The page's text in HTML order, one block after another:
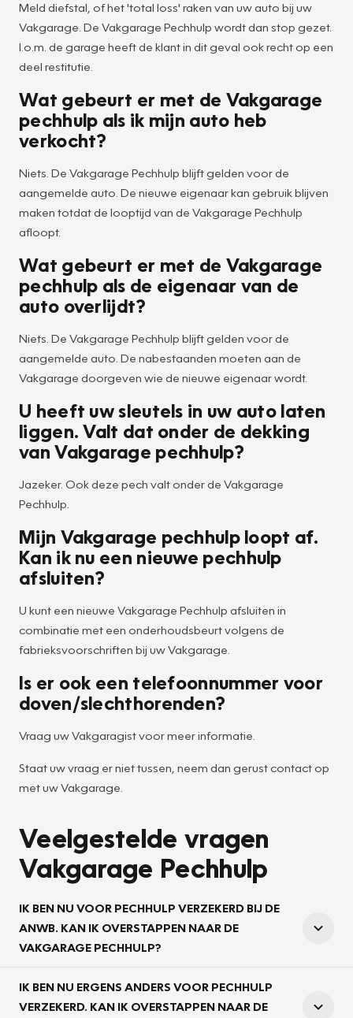
Meld diefstal, of het 'total loss' raken van uw auto bij uw
Vakgarage. De Vakgarage Pechhulp wordt dan stop gezet.
I.o.m. de garage heeft de klant in dit geval ook recht op een
deel restitutie.
Wat gebeurt er met de Vakgarage
pechhulp als ik mijn auto heb
verkocht?
Niets. De Vakgarage Pechhulp blijft gelden voor de
aangemelde auto. De nieuwe eigenaar kan gebruik blijven
maken totdat de looptijd van de Vakgarage Pechhulp
afloopt.
Wat gebeurt er met de Vakgarage
pechhulp als de eigenaar van de
auto overlijdt?
Niets. De Vakgarage Pechhulp blijft gelden voor de
aangemelde auto. De nabestaanden moeten aan de
Vakgarage doorgeven wie de nieuwe eigenaar wordt.
U heeft uw sleutels in uw auto laten
liggen. Valt dat onder de dekking
van Vakgarage pechhulp?
Jazeker. Ook deze pech valt onder de Vakgarage
Pechhulp.
Mijn Vakgarage pechhulp loopt af.
Kan ik nu een nieuwe pechhulp
afsluiten?
U kunt een nieuwe Vakgarage Pechhulp afsluiten in
combinatie met een onderhoudsbeurt volgens de
fabrieksvoorschriften bij uw Vakgarage.
Is er ook een telefoonnummer voor
doven/slechthorenden?
Vraag uw Vakgaragist voor meer informatie.
Staat uw vraag er niet tussen, neem dan gerust contact op
met uw Vakgarage.
Veelgestelde vragen
Vakgarage Pechhulp
IK BEN NU VOOR PECHHULP VERZEKERD BIJ DE
ANWB. KAN IK OVERSTAPPEN NAAR DE
VAKGARAGE PECHHULP?
IK BEN NU ERGENS ANDERS VOOR PECHHULP
VERZEKERD. KAN IK OVERSTAPPEN NAAR DE